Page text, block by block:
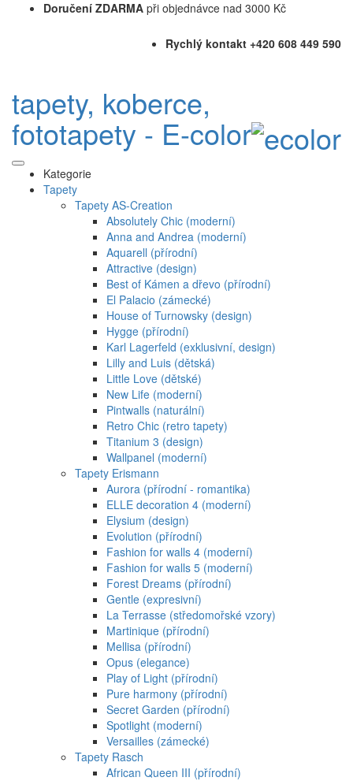
Doručení ZDARMA při objednávce nad 3000 Kč
Rychlý kontakt +420 608 449 590
tapety, koberce,
fototapety - E-color
Kategorie
Tapety
Tapety AS-Creation
Absolutely Chic (moderní)
Anna and Andrea (moderní)
Aquarell (přírodní)
Attractive (design)
Best of Kámen a dřevo (přírodní)
El Palacio (zámecké)
House of Turnowsky (design)
Hygge (přírodní)
Karl Lagerfeld (exklusivní, design)
Lilly and Luis (dětská)
Little Love (dětské)
New Life (moderní)
Pintwalls (naturální)
Retro Chic (retro tapety)
Titanium 3 (design)
Wallpanel (moderní)
Tapety Erismann
Aurora (přírodní - romantika)
ELLE decoration 4 (moderní)
Elysium (design)
Evolution (přírodní)
Fashion for walls 4 (moderní)
Fashion for walls 5 (moderní)
Forest Dreams (přírodní)
Gentle (expresivní)
La Terrasse (středomořské vzory)
Martinique (přírodní)
Mellisa (přírodní)
Opus (elegance)
Play of Light (přírodní)
Pure harmony (přírodní)
Secret Garden (přírodní)
Spotlight (moderní)
Versailles (zámecké)
Tapety Rasch
African Queen III (přírodní)